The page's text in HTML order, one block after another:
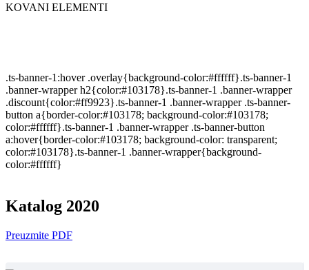
KOVANI ELEMENTI
.ts-banner-1:hover .overlay{background-color:#ffffff}.ts-banner-1
.banner-wrapper h2{color:#103178}.ts-banner-1 .banner-wrapper
.discount{color:#ff9923}.ts-banner-1 .banner-wrapper .ts-banner-
button a{border-color:#103178; background-color:#103178;
color:#ffffff}.ts-banner-1 .banner-wrapper .ts-banner-button
a:hover{border-color:#103178; background-color: transparent;
color:#103178}.ts-banner-1 .banner-wrapper{background-
color:#ffffff}
Katalog 2020
Preuzmite PDF